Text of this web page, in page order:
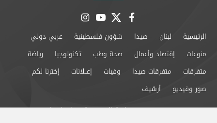
facebook
twitter
youtube
instagram
الرئيسية لبنان صيدا شؤون فلسطينية
عربي دولي
منوعات
إقتصاد وأعمال صحة وطب تكنولوجيا
رياضة
متفرقات
متفرقات صيدا وفيات إعــلانات
إخترنا لكم
صور وفيديو
أرشيف
من نحن
سياسة الخصوصية اتصل بنا